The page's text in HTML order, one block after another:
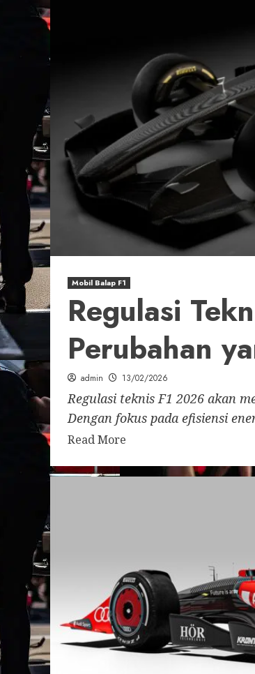
Mobil Balap F1
Regulasi
Perubahan
admin 13/02/2026
Regulasi teknis F1 2026 akan
Dengan fokus pada efisiensi
Read More